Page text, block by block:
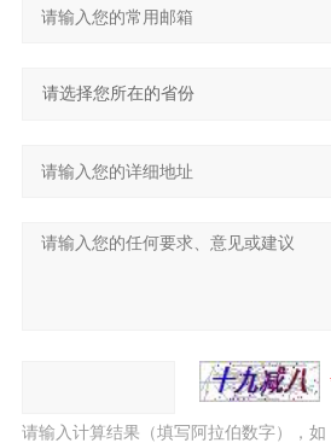
请输入计算结果（填写阿拉伯数字），如